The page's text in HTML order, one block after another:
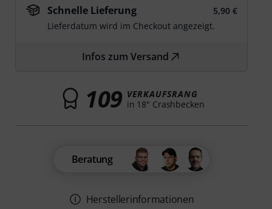
Schnelle Lieferung
5,90 €
Lieferdatum wird im Checkout angezeigt.
Infos zum Versand
109 VERKAUFSRANG
in 18" Crashbecken
Beratung
Herstellerinformationen